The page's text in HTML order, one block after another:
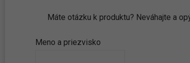
Máte otázku k produktu? Neváhajte a
Meno a priezvisko